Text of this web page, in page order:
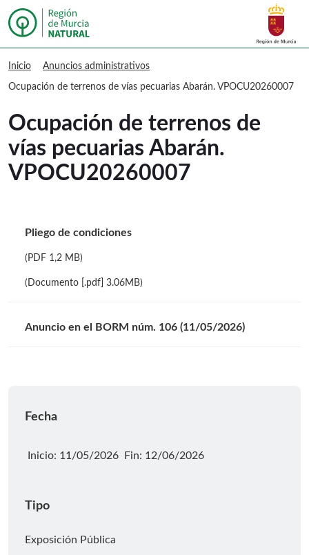
Murcia Natural Ocupación de Buscar
Inicio Anuncios administrativos
Ocupación de terrenos de vías pecuarias Abarán. VPOCU20260007
Ocupación de terrenos de
vías pecuarias Abarán.
VPOCU20260007
Pliego de condiciones
(PDF 1,2 MB)
(Documento [.pdf] 3.06MB)
Anuncio en el BORM núm. 106 (11/05/2026)
Fecha
Fecha de inicio
Inicio: 11/05/2026 Fin
Fin: 12/06/2026
Tipo
Exposición Pública